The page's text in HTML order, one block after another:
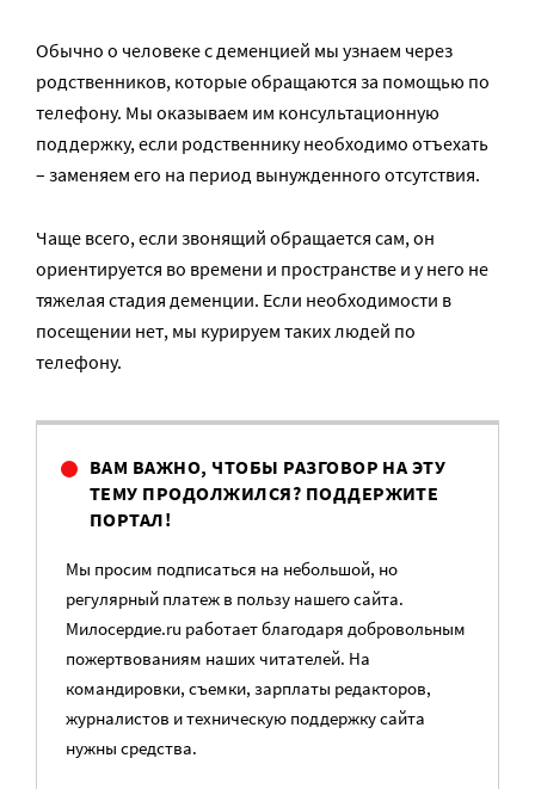
Обычно о человеке с деменцией мы узнаем через
родственников, которые обращаются за помощью по
телефону. Мы оказываем им консультационную
поддержку, если родственнику необходимо отъехать
– заменяем его на период вынужденного отсутствия.
Чаще всего, если звонящий обращается сам, он
ориентируется во времени и пространстве и у него не
тяжелая стадия деменции. Если необходимости в
посещении нет, мы курируем таких людей по
телефону.
ВАМ ВАЖНО, ЧТОБЫ РАЗГОВОР НА ЭТУ
ТЕМУ ПРОДОЛЖИЛСЯ? ПОДДЕРЖИТЕ
ПОРТАЛ!
Мы просим подписаться на небольшой, но
регулярный платеж в пользу нашего сайта.
Милосердие.ru работает благодаря добровольным
пожертвованиям наших читателей. На
командировки, съемки, зарплаты редакторов,
журналистов и техническую поддержку сайта
нужны средства.